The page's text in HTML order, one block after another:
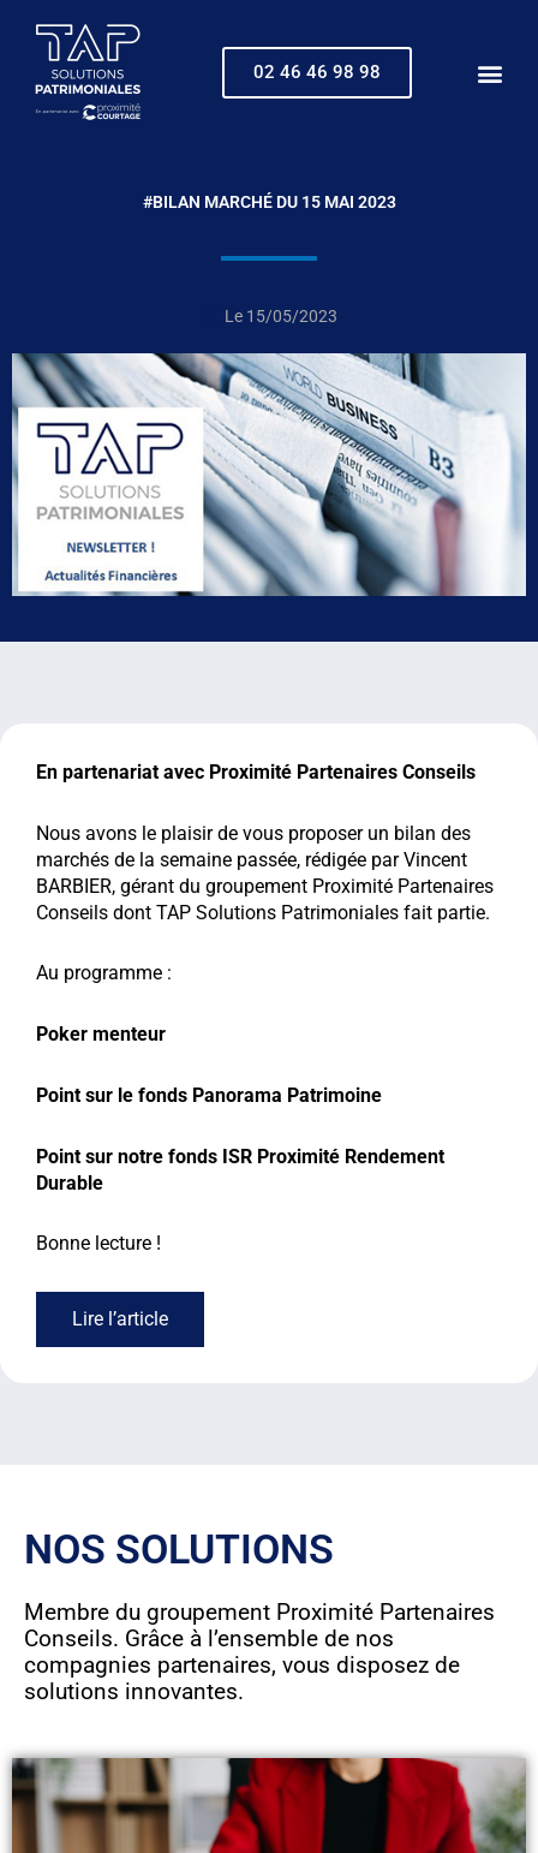
contenu
02 46 46 98 98
#BILAN MARCHÉ DU 15 MAI 2023
Le 15/05/2023
En partenariat avec Proximité Partenaires Conseils
Nous avons le plaisir de vous proposer un bilan des
marchés de la semaine passée, rédigée par Vincent
BARBIER, gérant du groupement Proximité Partenaires
Conseils dont TAP Solutions Patrimoniales fait partie.
Au programme :
Poker menteur
Point sur le fonds Panorama Patrimoine
Point sur notre fonds ISR Proximité Rendement
Durable
Bonne lecture !
Lire l’article
NOS SOLUTIONS
Membre du groupement Proximité Partenaires
Conseils. Grâce à l’ensemble de nos
compagnies partenaires, vous disposez de
solutions innovantes.